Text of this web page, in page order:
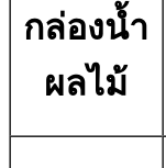
กล่องน้ำ
ผลไม้